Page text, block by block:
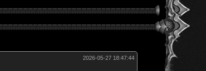
2026-05-27 18:47:44